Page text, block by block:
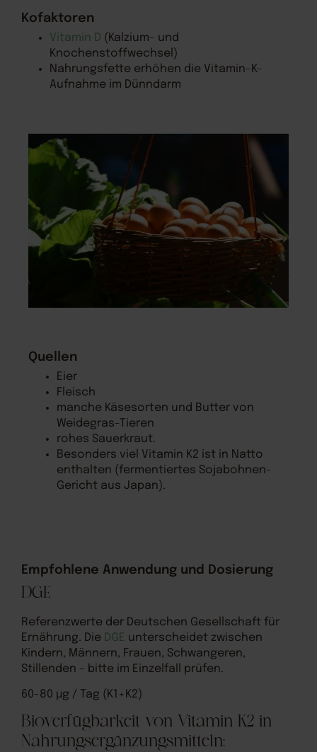
Kofaktoren
Vitamin D (Kalzium- und
Knochenstoffwechsel)
Nahrungsfette erhöhen die Vitamin-K-
Aufnahme im Dünndarm
Quellen
Eier
Fleisch
manche Käsesorten und Butter von
Weidegras-Tieren
rohes Sauerkraut.
Besonders viel Vitamin K2 ist in Natto
enthalten (fermentiertes Sojabohnen-
Gericht aus Japan).
Empfohlene Anwendung und Dosierung
DGE
Referenzwerte der Deutschen Gesellschaft für
Ernährung. Die DGE unterscheidet zwischen
Kindern, Männern, Frauen, Schwangeren,
Stillenden – bitte im Einzelfall prüfen.
60-80 µg / Tag (K1+K2)
Bioverfügbarkeit von Vitamin K2 in
Nahrungsergänzungsmitteln: